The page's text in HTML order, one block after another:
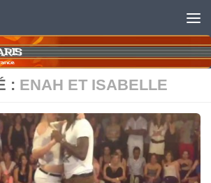
: ENAH ET ISABELLE